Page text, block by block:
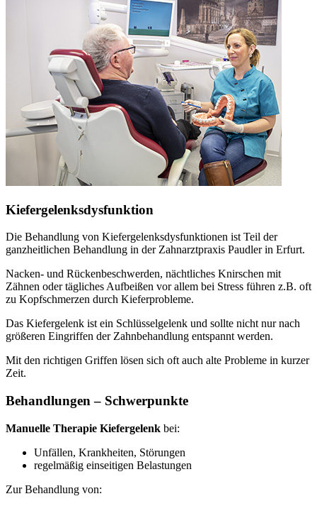
Kiefergelenksdysfunktion
Die Behandlung von Kiefergelenksdysfunktionen ist Teil der
ganzheitlichen Behandlung in der Zahnarztpraxis Paudler in Erfurt.
Nacken- und Rückenbeschwerden, nächtliches Knirschen mit
Zähnen oder tägliches Aufbeißen vor allem bei Stress führen z.B. oft
zu Kopfschmerzen durch Kieferprobleme.
Das Kiefergelenk ist ein Schlüsselgelenk und sollte nicht nur nach
größeren Eingriffen der Zahnbehandlung entspannt werden.
Mit den richtigen Griffen lösen sich oft auch alte Probleme in kurzer
Zeit.
Behandlungen – Schwerpunkte
Manuelle Therapie Kiefergelenk bei:
Unfällen, Krankheiten, Störungen
regelmäßig einseitigen Belastungen
Zur Behandlung von: